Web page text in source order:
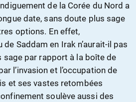
de la Corée du Nord a
date, sans doute plus sage
options. En effet,
de Saddam en Irak n’aurait-il pas
sage par rapport à la boîte de
l’invasion et l’occupation de
et ses vastes retombées
soulève aussi des